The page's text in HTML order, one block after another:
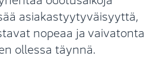
asiakastyytyväisyyttä,
nopeaa ja vaivatonta
ollessa täynnä.